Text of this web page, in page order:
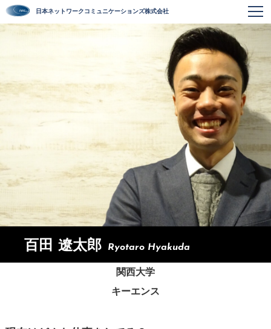
日本ネットワークコミュニケーションズ株式会社
百田 遼太郎 Ryotaro Hyakuda
関西大学
キーエンス